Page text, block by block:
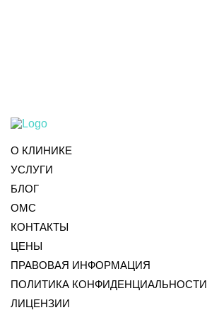
О КЛИНИКЕ
УСЛУГИ
БЛОГ
ОМС
КОНТАКТЫ
ЦЕНЫ
ПРАВОВАЯ ИНФОРМАЦИЯ
ПОЛИТИКА КОНФИДЕНЦИАЛЬНОСТИ
ЛИЦЕНЗИИ